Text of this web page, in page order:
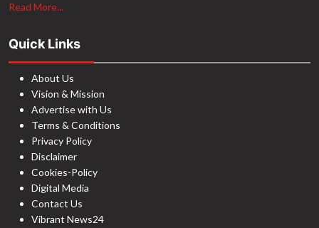
Read More...
Quick Links
About Us
Vision & Mission
Advertise with Us
Terms & Conditions
Privacy Policy
Disclaimer
Cookies-Policy
Digital Media
Contact Us
Vibrant News24